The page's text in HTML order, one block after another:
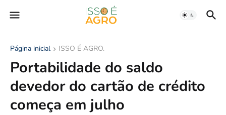
Página inicial ISSO É AGRO.
Portabilidade do saldo
devedor do cartão de crédito
começa em julho